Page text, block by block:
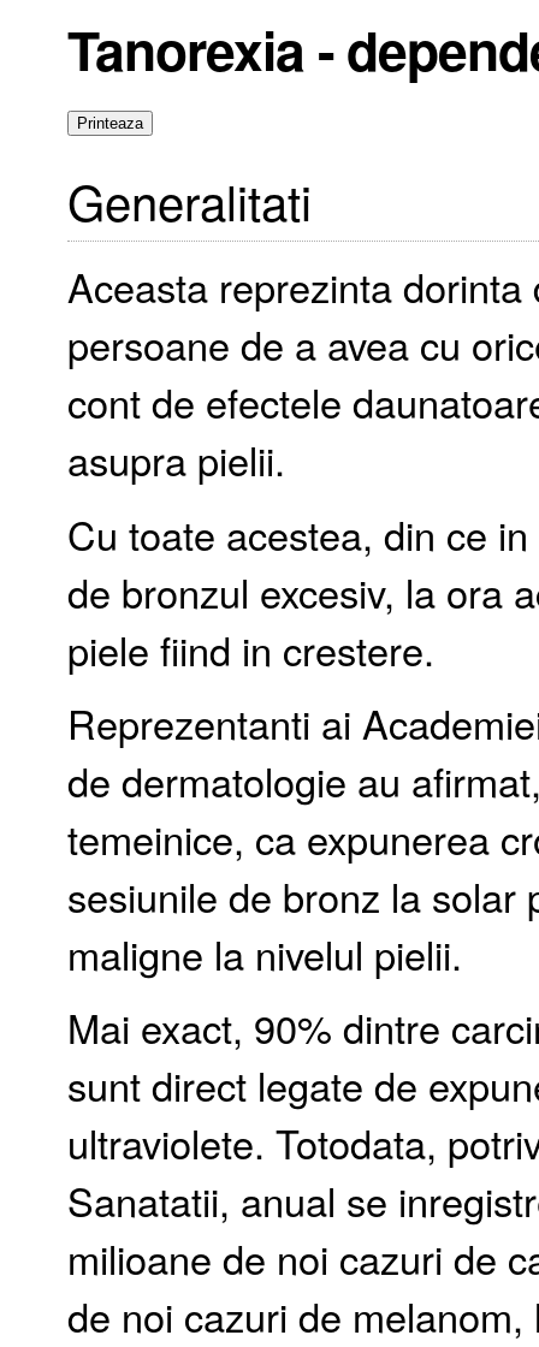
Tanorexia -
Generalitati
Aceasta reprezinta
persoane de a avea cu
cont de efectele
asupra pielii.
Cu toate acestea, din ce
de bronzul excesiv, la ora
piele fiind in crestere.
Reprezentanti ai
de dermatologie au
temeinice, ca expunerea
sesiunile de bronz la solar
maligne la nivelul pielii.
Mai exact, 90% dintre
sunt direct legate de
ultraviolete. Totodata,
Sanatatii, anual se
milioane de noi cazuri de
de noi cazuri de